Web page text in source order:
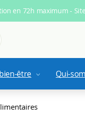
en 72h maximum -
être Qui-